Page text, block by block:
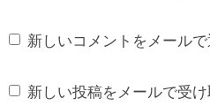
新しいコメントをメールで
新しい投稿をメールで受け